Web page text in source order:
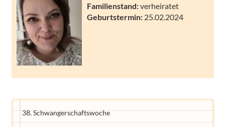
Familienstand:verheiratet
Geburtstermin: 25.02.2024
38. Schwangerschaftswoche